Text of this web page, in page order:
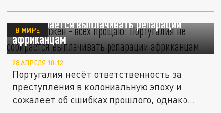
"Кому должен - всех прощаю": Португалия
не собирается выплачивать репарации
африканцам
В МИРЕ
28 АПРЕЛЯ 10:12
Португалия несёт ответственность за
преступления в колониальную эпоху и
сожалеет об ошибках прошлого, однако...